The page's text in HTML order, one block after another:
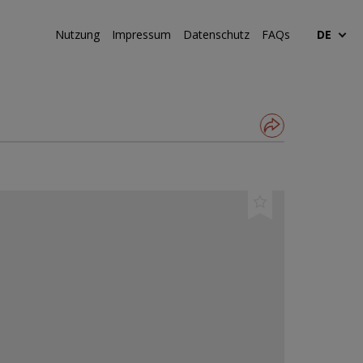
Nutzung Impressum Datenschutz FAQs DE